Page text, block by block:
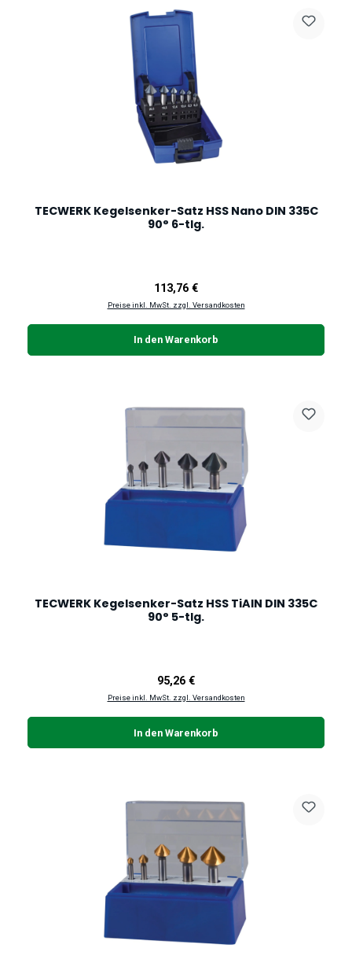
TECWERK Kegelsenker-Satz HSS Nano DIN 335C
90° 6-tlg.
Regulärer Preis:
113,76 €
Preise inkl. MwSt. zzgl. Versandkosten
In den Warenkorb
TECWERK Kegelsenker-Satz HSS TiAlN DIN 335C
90° 5-tlg.
Regulärer Preis:
95,26 €
Preise inkl. MwSt. zzgl. Versandkosten
In den Warenkorb